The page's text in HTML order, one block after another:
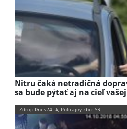
Nitru čaká netradičná
sa bude pýtať aj na cieľ
Zdroj: Dnes24.sk, Policajný zbor SR